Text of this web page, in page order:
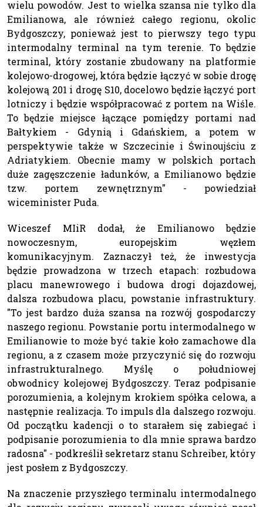
wielu powodów. Jest to wielka szansa nie tylko dla
Emilianowa, ale również całego regionu, okolic
Bydgoszczy, ponieważ jest to pierwszy tego typu
intermodalny terminal na tym terenie. To będzie
terminal, który zostanie zbudowany na platformie
kolejowo-drogowej, która będzie łączyć w sobie drogę
kolejową 201 i drogę S10, docelowo będzie łączyć port
lotniczy i będzie współpracować z portem na Wiśle.
To będzie miejsce łączące pomiędzy portami nad
Bałtykiem - Gdynią i Gdańskiem, a potem w
perspektywie także w Szczecinie i Świnoujściu z
Adriatykiem. Obecnie mamy w polskich portach
duże zagęszczenie ładunków, a Emilianowo będzie
tzw. portem zewnętrznym" - powiedział
wiceminister Puda.
Wiceszef MIiR dodał, że Emilianowo będzie
nowoczesnym, europejskim węzłem
komunikacyjnym. Zaznaczył też, że inwestycja
będzie prowadzona w trzech etapach: rozbudowa
placu manewrowego i budowa drogi dojazdowej,
dalsza rozbudowa placu, powstanie infrastruktury.
"To jest bardzo duża szansa na rozwój gospodarczy
naszego regionu. Powstanie portu intermodalnego w
Emilianowie to może być takie koło zamachowe dla
regionu, a z czasem może przyczynić się do rozwoju
infrastrukturalnego. Myślę o południowej
obwodnicy kolejowej Bydgoszczy. Teraz podpisanie
porozumienia, a kolejnym krokiem spółka celowa, a
następnie realizacja. To impuls dla dalszego rozwoju.
Od początku kadencji o to starałem się zabiegać i
podpisanie porozumienia to dla mnie sprawa bardzo
radosna" - podkreślił sekretarz stanu Schreiber, który
jest posłem z Bydgoszczy.
Na znaczenie przyszłego terminalu intermodalnego